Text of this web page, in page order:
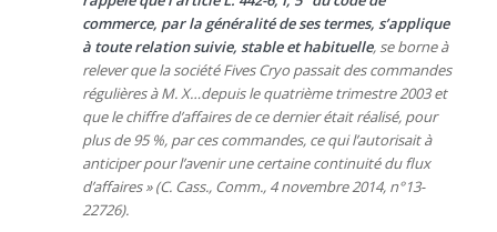
commerce, par la généralité de ses termes, s’applique
à toute relation suivie, stable et habituelle, se borne à
relever que la société Fives Cryo passait des commandes
régulières à M. X…depuis le quatrième trimestre 2003 et
que le chiffre d’affaires de ce dernier était réalisé, pour
plus de 95 %, par ces commandes, ce qui l’autorisait à
anticiper pour l’avenir une certaine continuité du flux
d’affaires » (C. Cass., Comm., 4 novembre 2014, n°13-
22726).